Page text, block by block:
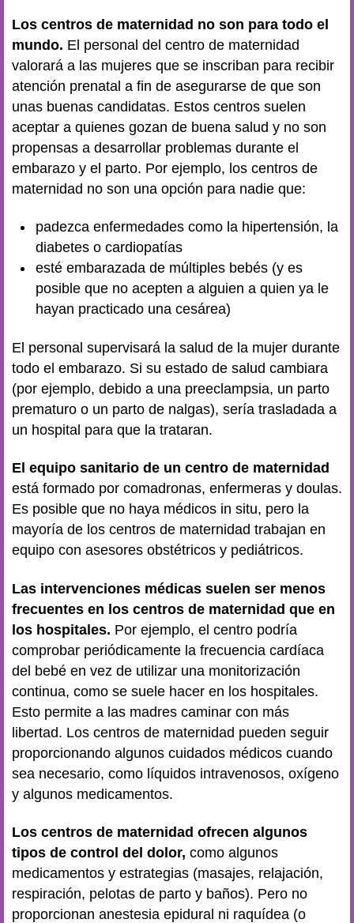
Los centros de maternidad no son para todo el
mundo. El personal del centro de maternidad
valorará a las mujeres que se inscriban para recibir
atención prenatal a fin de asegurarse de que son
unas buenas candidatas. Estos centros suelen
aceptar a quienes gozan de buena salud y no son
propensas a desarrollar problemas durante el
embarazo y el parto. Por ejemplo, los centros de
maternidad no son una opción para nadie que:
padezca enfermedades como la hipertensión, la
diabetes o cardiopatías
esté embarazada de múltiples bebés (y es
posible que no acepten a alguien a quien ya le
hayan practicado una cesárea)
El personal supervisará la salud de la mujer durante
todo el embarazo. Si su estado de salud cambiara
(por ejemplo, debido a una preeclampsia, un parto
prematuro o un parto de nalgas), sería trasladada a
un hospital para que la trataran.
El equipo sanitario de un centro de maternidad
está formado por comadronas, enfermeras y doulas.
Es posible que no haya médicos in situ, pero la
mayoría de los centros de maternidad trabajan en
equipo con asesores obstétricos y pediátricos.
Las intervenciones médicas suelen ser menos
frecuentes en los centros de maternidad que en
los hospitales. Por ejemplo, el centro podría
comprobar periódicamente la frecuencia cardíaca
del bebé en vez de utilizar una monitorización
continua, como se suele hacer en los hospitales.
Esto permite a las madres caminar con más
libertad. Los centros de maternidad pueden seguir
proporcionando algunos cuidados médicos cuando
sea necesario, como líquidos intravenosos, oxígeno
y algunos medicamentos.
Los centros de maternidad ofrecen algunos
tipos de control del dolor, como algunos
medicamentos y estrategias (masajes, relajación,
respiración, pelotas de parto y baños). Pero no
proporcionan anestesia epidural ni raquídea (o